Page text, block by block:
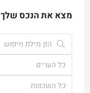
מצא את הנכס שלך
כל הערים
כל השכונות